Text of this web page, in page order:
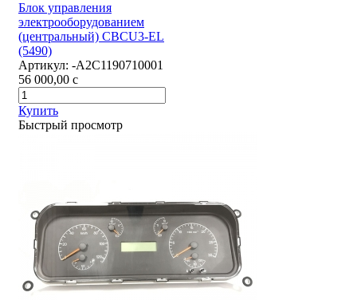
Блок управления
электрооборудованием
(центральный) CBCU3-EL
(5490)
Артикул: -А2С1190710001
56 000,00 c
Купить
Быстрый просмотр